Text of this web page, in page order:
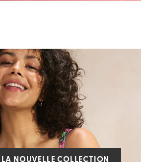
LA NOUVELLE COLLECTION